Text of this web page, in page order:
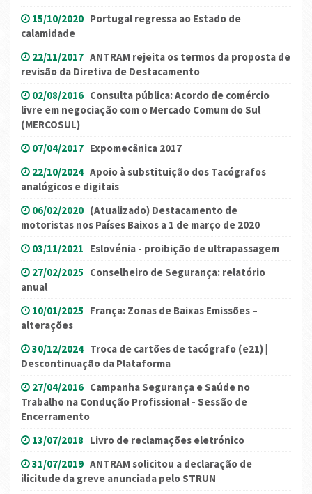
15/10/2020 Portugal regressa ao Estado de
calamidade
22/11/2017 ANTRAM rejeita os termos da proposta de
revisão da Diretiva de Destacamento
02/08/2016 Consulta pública: Acordo de comércio
livre em negociação com o Mercado Comum do Sul
(MERCOSUL)
07/04/2017 Expomecânica 2017
22/10/2024 Apoio à substituição dos Tacógrafos
analógicos e digitais
06/02/2020 (Atualizado) Destacamento de
motoristas nos Países Baixos a 1 de março de 2020
03/11/2021 Eslovénia - proibição de ultrapassagem
27/02/2025 Conselheiro de Segurança: relatório
anual
10/01/2025 França: Zonas de Baixas Emissões –
alterações
30/12/2024 Troca de cartões de tacógrafo (e21) |
Descontinuação da Plataforma
27/04/2016 Campanha Segurança e Saúde no
Trabalho na Condução Profissional - Sessão de
Encerramento
13/07/2018 Livro de reclamações eletrónico
31/07/2019 ANTRAM solicitou a declaração de
ilicitude da greve anunciada pelo STRUN